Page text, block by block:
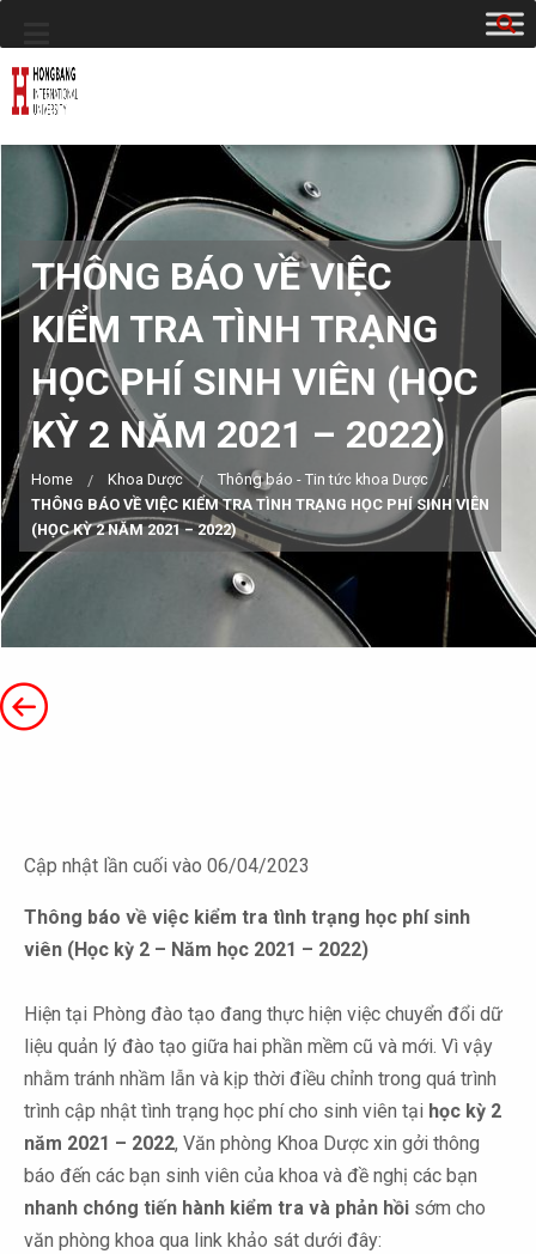
THÔNG BÁO VỀ VIỆC
KIỂM TRA TÌNH TRẠNG
HỌC PHÍ SINH VIÊN (HỌC
KỲ 2 NĂM 2021 – 2022)
Home Khoa Dược
Thông báo - Tin tức khoa Dược
THÔNG BÁO VỀ VIỆC KIỂM TRA TÌNH TRẠNG HỌC PHÍ SINH VIÊN
(HỌC KỲ 2 NĂM 2021 – 2022)
Cập nhật lần cuối vào 06/04/2023
Thông báo về việc kiểm tra tình trạng học phí sinh
viên (Học kỳ 2 – Năm học 2021 – 2022)
Hiện tại Phòng đào tạo đang thực hiện việc chuyển đổi dữ
liệu quản lý đào tạo giữa hai phần mềm cũ và mới. Vì vậy
nhằm tránh nhầm lẫn và kịp thời điều chỉnh trong quá trình
trình cập nhật tình trạng học phí cho sinh viên tại học kỳ 2
năm 2021 – 2022, Văn phòng Khoa Dược xin gởi thông
báo đến các bạn sinh viên của khoa và đề nghị các bạn
nhanh chóng tiến hành kiểm tra và phản hồi sớm cho
văn phòng khoa qua link khảo sát dưới đây: